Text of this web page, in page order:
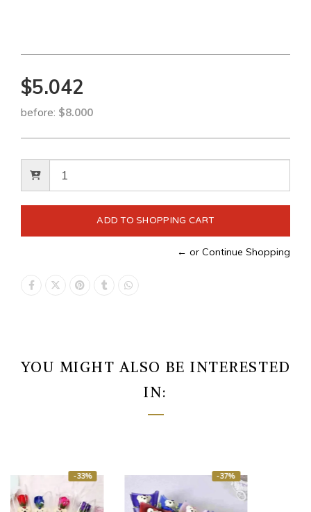
$5.042
before: $8.000
← or Continue Shopping
YOU MIGHT ALSO BE INTERESTED
IN:
-37%